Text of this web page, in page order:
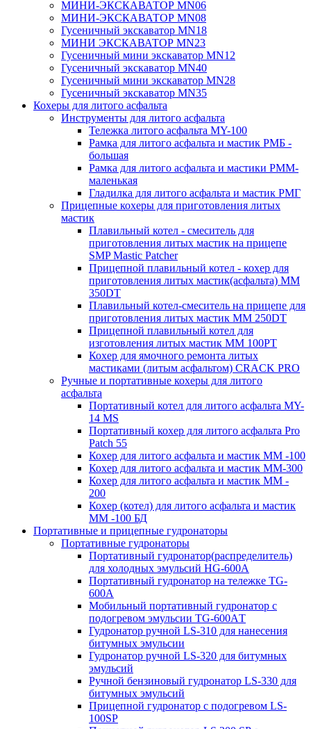
МИНИ-ЭКСКАВАТОР MN06
МИНИ-ЭКСКАВАТОР MN08
Гусеничный экскаватор MN18
МИНИ ЭКСКАВАТОР MN23
Гусеничный мини экскаватор MN12
Гусеничный экскаватор MN40
Гусеничный мини экскаватор MN28
Гусеничный экскаватор MN35
Кохеры для литого асфальта
Инструменты для литого асфальта
Тележка литого асфальта MY-100
Рамка для литого асфальта и мастик РМБ -
большая
Рамка для литого асфальта и мастики РММ-
маленькая
Гладилка для литого асфальта и мастик РМГ
Прицепные кохеры для приготовления литых
мастик
Плавильный котел - смеситель для
приготовления литых мастик на прицепе
SMP Mastic Patcher
Прицепной плавильный котел - кохер для
приготовления литых мастик(асфальта) MM
350DT
Плавильный котел-смеситель на прицепе для
приготовления литых мастик MM 250DT
Прицепной плавильный котел для
изготовления литых мастик MM 100PT
Кохер для ямочного ремонта литых
мастиками (литым асфальтом) CRACK PRO
Ручные и портативные кохеры для литого
асфальта
Портативный котел для литого асфальта MY-
14 MS
Портативный кохер для литого асфальта Pro
Patch 55
Кохер для литого асфальта и мастик MM -100
Кохер для литого асфальта и мастик MM-300
Кохер для литого асфальта и мастик MM -
200
Кохер (котел) для литого асфальта и мастик
MM -100 БД
Портативные и прицепные гудронаторы
Портативные гудронаторы
Портативный гудронатор(распределитель)
для холодных эмульсий HG-600A
Портативный гудронатор на тележке TG-
600A
Мобильный портативный гудронатор с
подогревом эмульсии TG-600AТ
Гудронатор ручной LS-310 для нанесения
битумных эмульсии
Гудронатор ручной LS-320 для битумных
эмульсий
Ручной бензиновый гудронатор LS-330 для
битумных эмульсий
Прицепной гудронатор с подогревом LS-
100SP